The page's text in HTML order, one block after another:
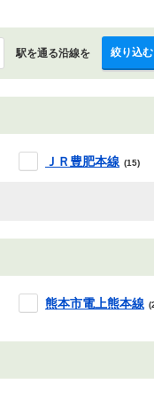
駅を通る沿線を 絞り込む
ＪＲ豊肥本線 (15)
熊本市電上熊本線